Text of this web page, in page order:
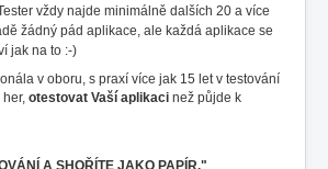
vždy najde minimálně dalších 20 a více
žádný pád aplikace, ale každá aplikace se
jak na to :-)
v oboru, s praxí více jak 15 let v testování
otestovat Vaší aplikaci než půjde k
A SHOŘÍTE JAKO PAPÍR."